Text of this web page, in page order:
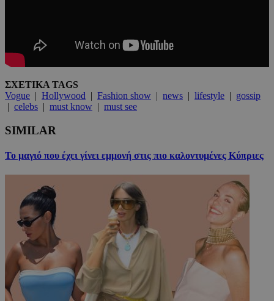
ΣΧΕΤΙΚΑ TAGS
Vogue | Hollywood | Fashion show | news | lifestyle | gossip
| celebs | must know | must see
SIMILAR
Το μαγιό που έχει γίνει εμμονή στις πιο καλοντυμένες Κύπριες